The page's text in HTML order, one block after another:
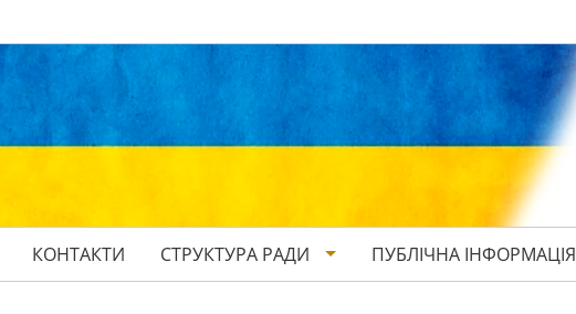
КОНТАКТИ СТРУКТУРА РАДИ ПУБЛІЧНА ІНФОРМАЦІЯ